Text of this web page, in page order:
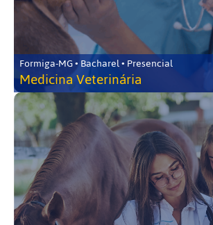
Formiga-MG • Bacharel • Presencial
Medicina Veterinária